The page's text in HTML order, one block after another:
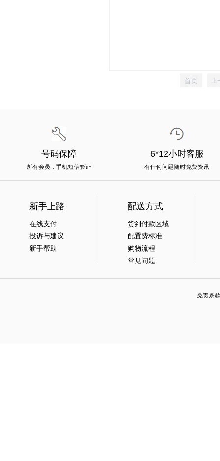
首页 上
号码保障
所有会员，手机短信验证
6*12小时客服
有任何问题随时免费资讯
新手上路
在线支付
投诉与建议
新手帮助
配送方式
货到付款区域
配置费标准
购物流程
常见问题
免责条款